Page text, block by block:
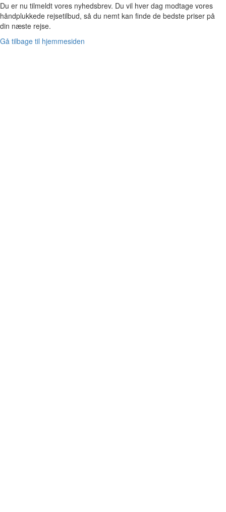
Du er nu tilmeldt vores nyhedsbrev. Du vil hver dag modtage vores
håndplukkede rejsetilbud, så du nemt kan finde de bedste priser på
din næste rejse.
Gå tilbage til hjemmesiden